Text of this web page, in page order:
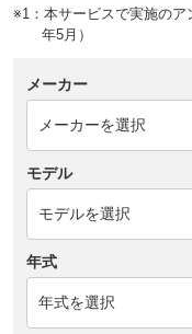
※1：本サービスで実施のア
年5月）
メーカー
モデル
年式